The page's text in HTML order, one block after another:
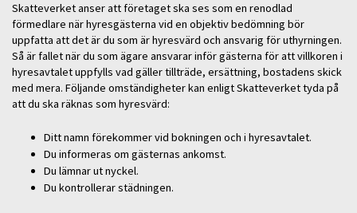
Skatteverket anser att företaget ska ses som en renodlad
förmedlare när hyresgästerna vid en objektiv bedömning bör
uppfatta att det är du som är hyresvärd och ansvarig för uthyrningen.
Så är fallet när du som ägare ansvarar inför gästerna för att villkoren i
hyresavtalet uppfylls vad gäller tillträde, ersättning, bostadens skick
med mera. Följande omständigheter kan enligt Skatteverket tyda på
att du ska räknas som hyresvärd:
Ditt namn förekommer vid bokningen och i hyresavtalet.
Du informeras om gästernas ankomst.
Du lämnar ut nyckel.
Du kontrollerar städningen.